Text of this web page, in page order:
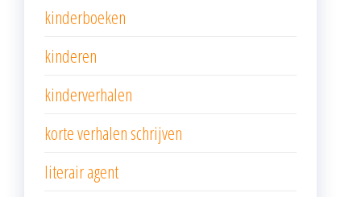
kinderboeken
kinderen
kinderverhalen
korte verhalen schrijven
literair agent